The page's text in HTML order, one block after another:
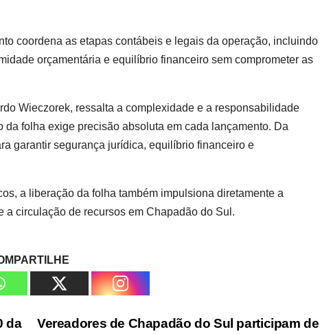
coordena as etapas contábeis e legais da operação, incluindo
orçamentária e equilíbrio financeiro sem comprometer as
Wieczorek, ressalta a complexidade e a responsabilidade
folha exige precisão absoluta em cada lançamento. Da
garantir segurança jurídica, equilíbrio financeiro e
a liberação da folha também impulsiona diretamente a
circulação de recursos em Chapadão do Sul.
Vereadores de Chapadão do Sul participam de
da